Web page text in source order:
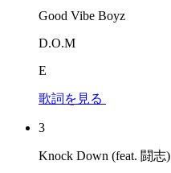
Good Vibe Boyz
D.O.M
E
歌詞を見る
3
Knock Down (feat. 闘志)